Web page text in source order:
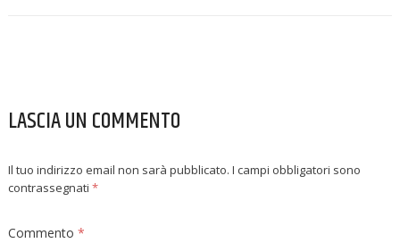
LASCIA UN COMMENTO
Il tuo indirizzo email non sarà pubblicato. I campi obbligatori sono
contrassegnati *
Commento *